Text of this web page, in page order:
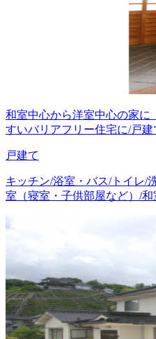
和室中心から洋室中心の家
すいバリアフリー住宅に/戸建
戸建て
キッチン/浴室・バス/トイレ/
室（寝室・子供部屋など）/